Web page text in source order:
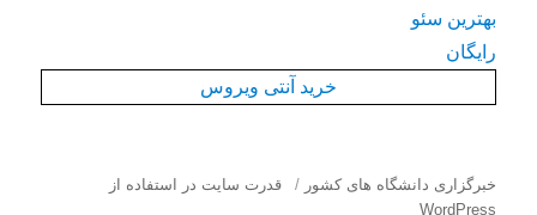
بهترین سئو
رایگان
خرید آنتی ویروس
خبرگزاری دانشگاه های کشور
قدرت سایت در استفاده از
WordPress